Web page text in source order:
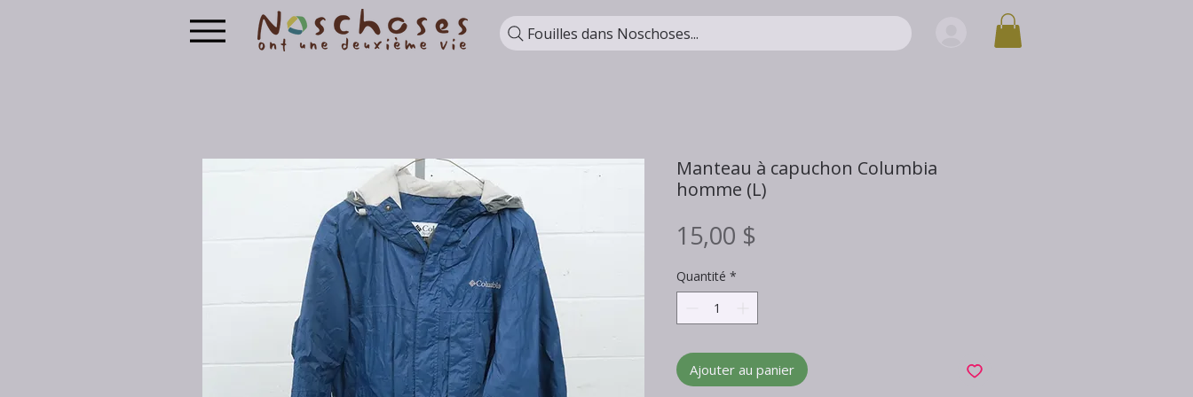
Fouilles dans Noschoses...
Manteau à capuchon Columbia
homme (L)
15,00 $
Quantité *
Ajouter au panier